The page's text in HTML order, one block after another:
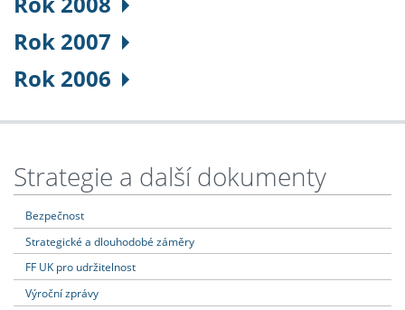
Rok 2007
Rok 2006
Strategie a další dokumenty
Bezpečnost
Strategické a dlouhodobé záměry
FF UK pro udržitelnost
Výroční zprávy